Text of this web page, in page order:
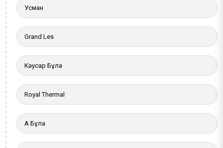
Усман
Grand Les
Кәусар Бұлақ
Royal Thermal
Ақ Бұлақ